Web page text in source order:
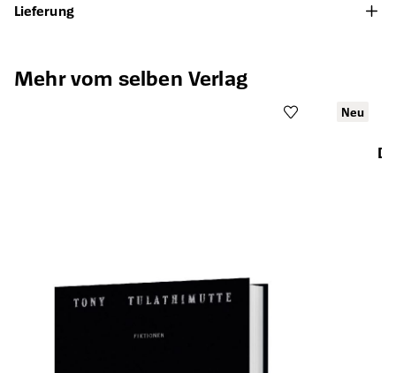
Lieferung
Produktgalerie überspringen
Mehr vom selben Verlag
Neu